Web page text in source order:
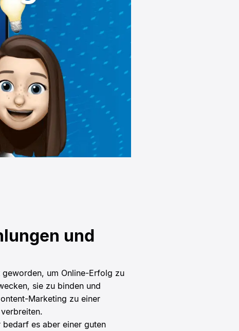
und
um Online-Erfolg zu
sie zu binden und
Marketing zu einer
es aber einer guten